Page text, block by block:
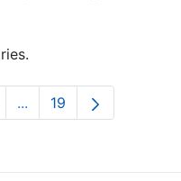
...Intermediate Pages
Page
19